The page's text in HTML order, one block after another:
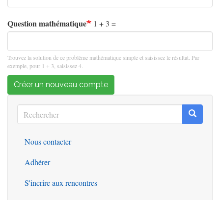
Question mathématique 1 + 3 =
Trouvez la solution de ce problème mathématique simple et saisissez le résultat. Par
exemple, pour 1 + 3, saisissez 4.
Créer un nouveau compte
Rechercher
Rechercher
Outils
Nous contacter
Adhérer
S'incrire aux rencontres